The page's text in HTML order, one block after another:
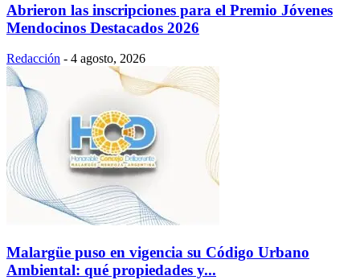
Abrieron las inscripciones para el Premio Jóvenes
Mendocinos Destacados 2026
Redacción - 4 agosto, 2026
Malargüe puso en vigencia su Código Urbano
Ambiental: qué propiedades y...